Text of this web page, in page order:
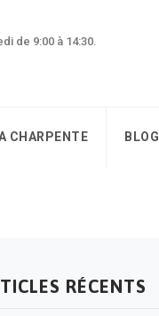
de 9:00 à 14:30.
CHARPENTE BLOG
RÉCENTS